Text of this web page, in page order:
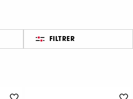
FILTRER